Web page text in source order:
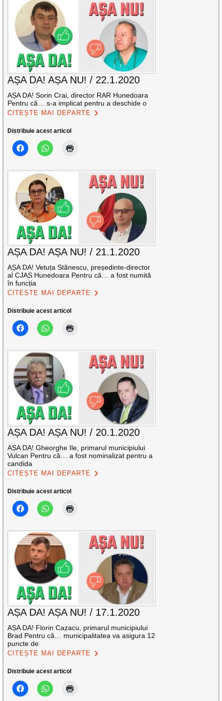
AȘA DA! AȘA NU! / 22.1.2020
AȘA DA! Sorin Crai, director RAR Hunedoara
Pentru că… s-a implicat pentru a deschide o
CITEȘTE MAI DEPARTE
Distribuie acest articol
AȘA DA! AȘA NU! / 21.1.2020
AȘA DA! Vetuța Stănescu, președinte-director
al CJAS Hunedoara Pentru că… a fost numită
în funcția
CITEȘTE MAI DEPARTE
Distribuie acest articol
AȘA DA! AȘA NU! / 20.1.2020
AȘA DA! Gheorghe Ile, primarul municipiului
Vulcan Pentru că… a fost nominalizat pentru a
candida
CITEȘTE MAI DEPARTE
Distribuie acest articol
AȘA DA! AȘA NU! / 17.1.2020
AȘA DA! Florin Cazacu, primarul municipiului
Brad Pentru că… municipalitatea va asigura 12
puncte de
CITEȘTE MAI DEPARTE
Distribuie acest articol